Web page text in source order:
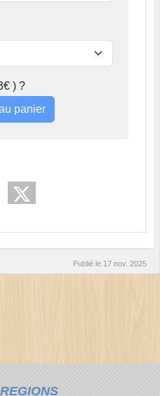
) ?
panier
Publié le 17 nov. 2025
REGIONS